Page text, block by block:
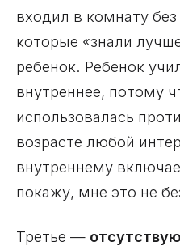
входил в комнату
которые «знали
ребёнок. Ребёнок
внутреннее, потому
использовалась
возрасте любой
внутреннему
покажу, мне это не
Третье —